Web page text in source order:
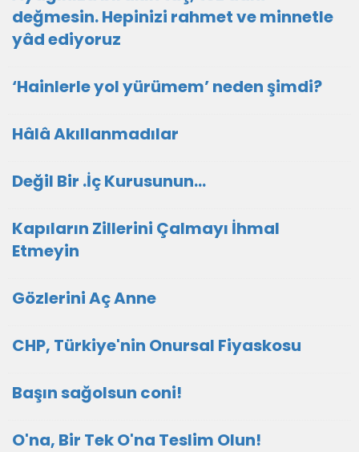
değmesin. Hepinizi rahmet ve minnetle
yâd ediyoruz
‘Hainlerle yol yürümem’ neden şimdi?
Hâlâ Akıllanmadılar
Değil Bir .İç Kurusunun…
Kapıların Zillerini Çalmayı İhmal
Etmeyin
Gözlerini Aç Anne
CHP, Türkiye'nin Onursal Fiyaskosu
Başın sağolsun coni!
O'na, Bir Tek O'na Teslim Olun!